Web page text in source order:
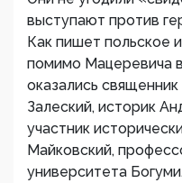
выступают против
Как пишет польское
помимо Мацеревича
оказались
Залеский, историк
участник
Майковский,
университета